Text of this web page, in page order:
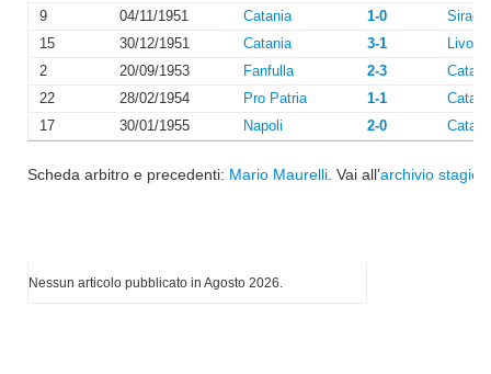
9
04/11/1951 Catania 1-0
15
30/12/1951 Catania 3-1
2
20/09/1953 Fanfulla 2-3
22
28/02/1954 Pro Patria 1-1
17
30/01/1955 Napoli 2-0
Scheda arbitro e precedenti: Mario Maurelli . Vai all’archivio stagioni
Nessun articolo pubblicato in Agosto 2026.